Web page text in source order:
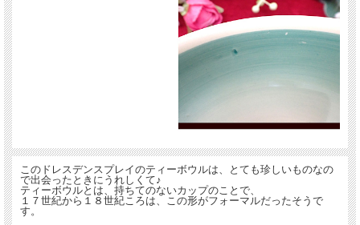
このドレスデンスプレイのティーボウルは、とても珍しいものなの
で出会ったときにうれしくて♪
ティーボウルとは、持ちてのないカップのことで、
１７世紀から１８世紀ころは、この形がフォーマルだったそうで
す。